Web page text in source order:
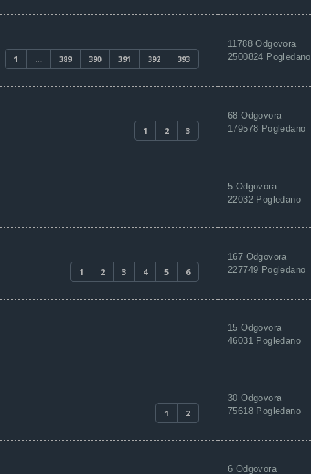
1 … 389 390 391 392 393
11788 Odgovora
2500824 Pogledano
1 2 3
68 Odgovora
179578 Pogledano
5 Odgovora
22032 Pogledano
1 2 3 4 5 6
167 Odgovora
227749 Pogledano
15 Odgovora
46031 Pogledano
1 2
30 Odgovora
75618 Pogledano
6 Odgovora